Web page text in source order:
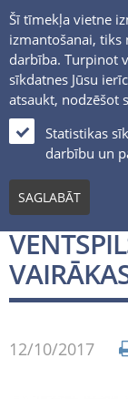
Šī tīmekļa vietne
izmantošanai,
darbība. Turpinot
sīkdatnes Jūsu
atsaukt, nodzēšot
Statistikas
darbību un
SAGLABĀT
Jaunumi un notikumi
12/10/2017